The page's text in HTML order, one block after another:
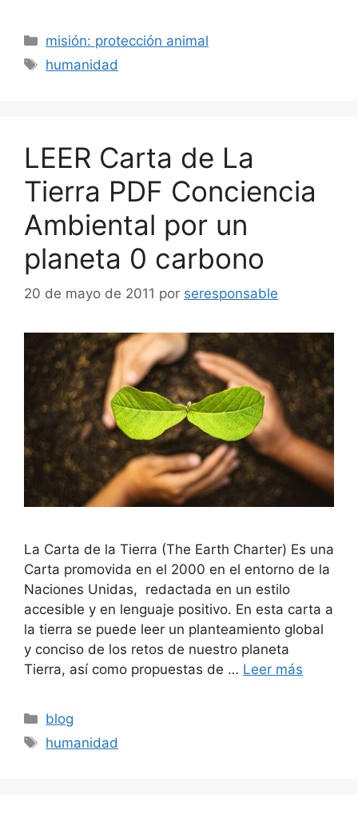
Categorías
misión: protección animal
Etiquetas
humanidad
LEER Carta de La
Tierra PDF Conciencia
Ambiental por un
planeta 0 carbono
20 de mayo de 2011 por seresponsable
La Carta de la Tierra (The Earth Charter) Es una
Carta promovida en el 2000 en el entorno de la
Naciones Unidas, redactada en un estilo
accesible y en lenguaje positivo. En esta carta a
la tierra se puede leer un planteamiento global
y conciso de los retos de nuestro planeta
Tierra, así como propuestas de … Leer más
Categorías
blog
Etiquetas
humanidad